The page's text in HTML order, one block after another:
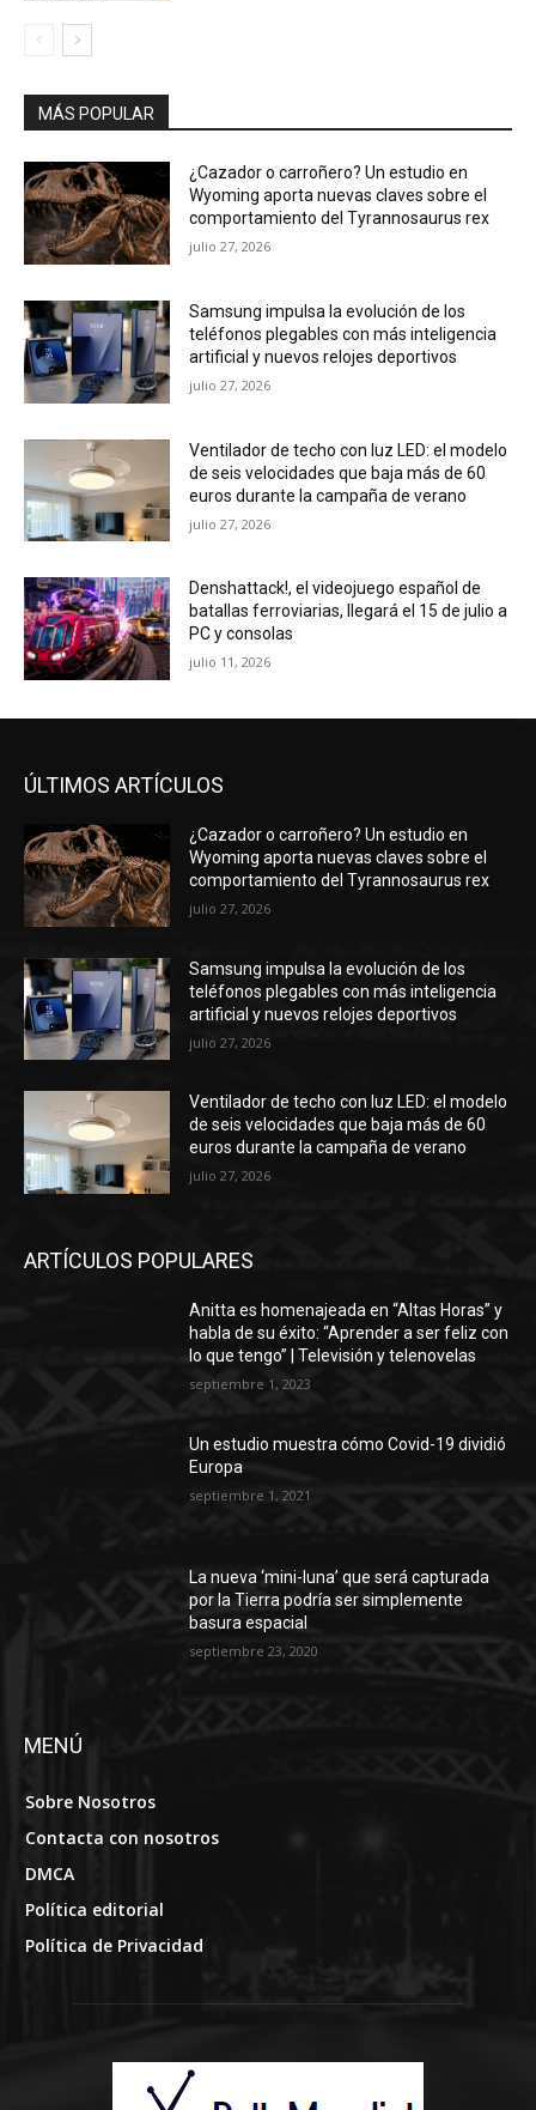
MÁS POPULAR
¿Cazador o carroñero? Un estudio en
Wyoming aporta nuevas claves sobre el
comportamiento del Tyrannosaurus rex
julio 27, 2026
Samsung impulsa la evolución de los
teléfonos plegables con más inteligencia
artificial y nuevos relojes deportivos
julio 27, 2026
Ventilador de techo con luz LED: el modelo
de seis velocidades que baja más de 60
euros durante la campaña de verano
julio 27, 2026
Denshattack!, el videojuego español de
batallas ferroviarias, llegará el 15 de julio a
PC y consolas
julio 11, 2026
ÚLTIMOS ARTÍCULOS
¿Cazador o carroñero? Un estudio en
Wyoming aporta nuevas claves sobre el
comportamiento del Tyrannosaurus rex
julio 27, 2026
Samsung impulsa la evolución de los
teléfonos plegables con más inteligencia
artificial y nuevos relojes deportivos
julio 27, 2026
Ventilador de techo con luz LED: el modelo
de seis velocidades que baja más de 60
euros durante la campaña de verano
julio 27, 2026
ARTÍCULOS POPULARES
Anitta es homenajeada en “Altas Horas” y
habla de su éxito: “Aprender a ser feliz con
lo que tengo” | Televisión y telenovelas
septiembre 1, 2023
Un estudio muestra cómo Covid-19 dividió
Europa
septiembre 1, 2021
La nueva ‘mini-luna’ que será capturada
por la Tierra podría ser simplemente
basura espacial
septiembre 23, 2020
MENÚ
Sobre Nosotros
Contacta con nosotros
DMCA
Política editorial
Política de Privacidad